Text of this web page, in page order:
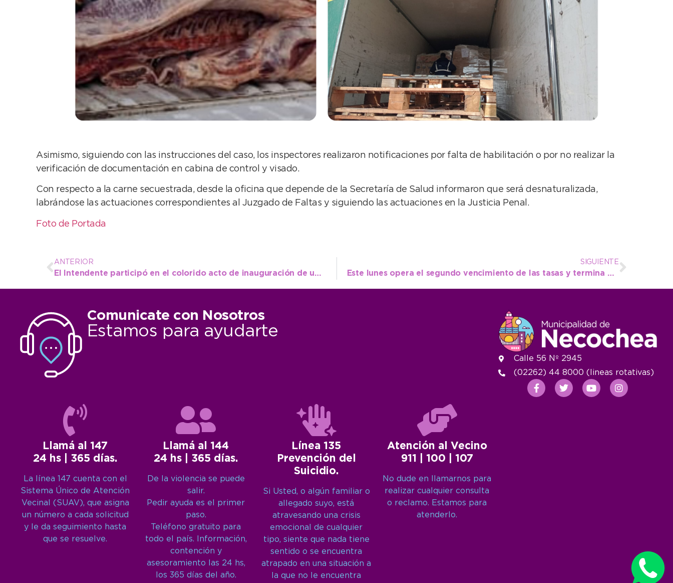
Asimismo, siguiendo con las instrucciones del caso, los inspectores realizaron notificaciones por falta de habilitación o por no realizar la
verificación de documentación en cabina de control y visado.
Con respecto a la carne secuestrada, desde la oficina que depende de la Secretaría de Salud informaron que será desnaturalizada,
labrándose las actuaciones correspondientes al Juzgado de Faltas y siguiendo las actuaciones en la Justicia Penal.
Foto de Portada
ANTERIOR
El Intendente participó en el colorido acto de inauguración de una nueva edición de la Sur Cup
SIGUIENTE
Este lunes opera el segundo vencimiento de las tasas y termina el plazo para sumarse a la moratoria
Comunicate con Nosotros
Estamos para ayudarte
Llamá al 147
24 hs | 365 días.
La línea 147 cuenta con el
Sistema Único de Atención
Vecinal (SUAV), que asigna
un número a cada solicitud
y le da seguimiento hasta
que se resuelve.
Llamá al 144
24 hs | 365 días.
De la violencia se puede
salir.
Pedir ayuda es el primer
paso.
Teléfono gratuito para
todo el país. Información,
contención y
asesoramiento las 24 hs,
los 365 días del año.
Línea 135
Prevención del
Suicidio.
Si Usted, o algún familiar o
allegado suyo, está
atravesando una crisis
emocional de cualquier
tipo, siente que nada tiene
sentido o se encuentra
atrapado en una situación a
la que no le encuentra
Atención al Vecino
911 | 100 | 107
No dude en llamarnos para
realizar cualquier consulta
o reclamo. Estamos para
atenderlo.
Calle 56 Nº 2945
(02262) 44 8000 (lineas rotativas)